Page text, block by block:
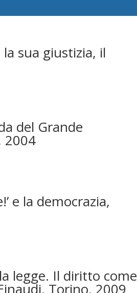
sua giustizia, il
del Grande
2004
e la democrazia,
legge. Il diritto come
Torino, 2009